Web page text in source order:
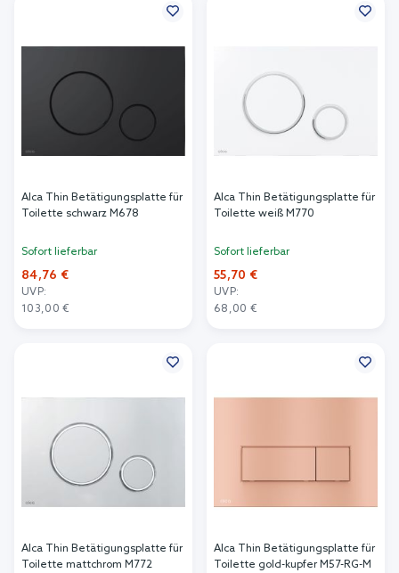
Alca Thin Betätigungsplatte für
Toilette schwarz M678
Sofort lieferbar
84,76 €
UVP:
103,00 €
Alca Thin Betätigungsplatte für
Toilette weiß M770
Sofort lieferbar
55,70 €
UVP:
68,00 €
Alca Thin Betätigungsplatte für
Toilette mattchrom M772
Alca Thin Betätigungsplatte für
Toilette gold-kupfer M57-RG-M